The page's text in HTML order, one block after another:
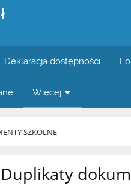
Deklaracja dostępności
Więcej
SZKOLNE
Duplikaty